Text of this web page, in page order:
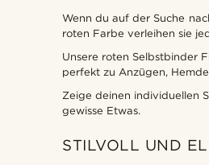
Wenn du auf der Suche
roten Farbe verleihen sie
Unsere roten Selbstbinder
perfekt zu Anzügen,
Zeige deinen individuellen
gewisse Etwas.
STILVOLL UND